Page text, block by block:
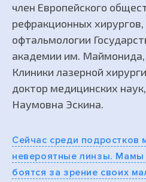
член Европейского
рефракционных
офтальмологии
академии им. Маймонида,
Клиники лазерной
доктор медицинских
Наумовна Эскина.
Сейчас среди
невероятные линзы. Мамы
боятся за зрение своих